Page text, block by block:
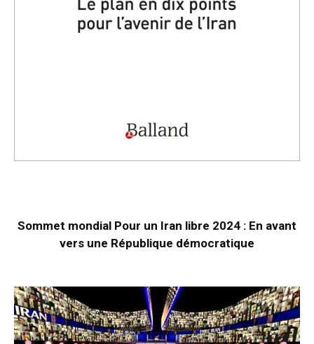
Sommet mondial Pour un Iran libre 2024 : En avant
vers une République démocratique